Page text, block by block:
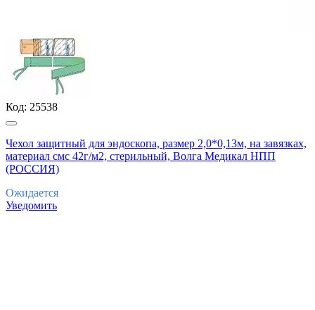
Код: 25538
Чехол защитный для эндоскопа, размер 2,0*0,13м, на завязках,
материал смс 42г/м2, стерильный, Волга Медикал НПП
(РОССИЯ)
Ожидается
Уведомить